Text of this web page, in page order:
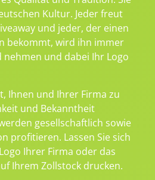
Kultur. Jeder freut
und jeder, der einen
bekommt, wird ihn immer
nehmen und dabei Ihr Logo
Ihnen und Ihrer Firma zu
und Bekanntheit
gesellschaftlich sowie
profitieren. Lassen Sie sich
Ihrer Firma oder das
Ihrem Zollstock drucken.